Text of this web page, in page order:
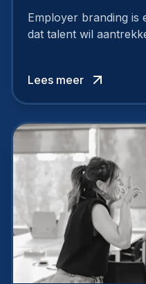
Employer branding is
dat talent wil aantrekken
niet van vandaag op
aan, starten met
Lees meer